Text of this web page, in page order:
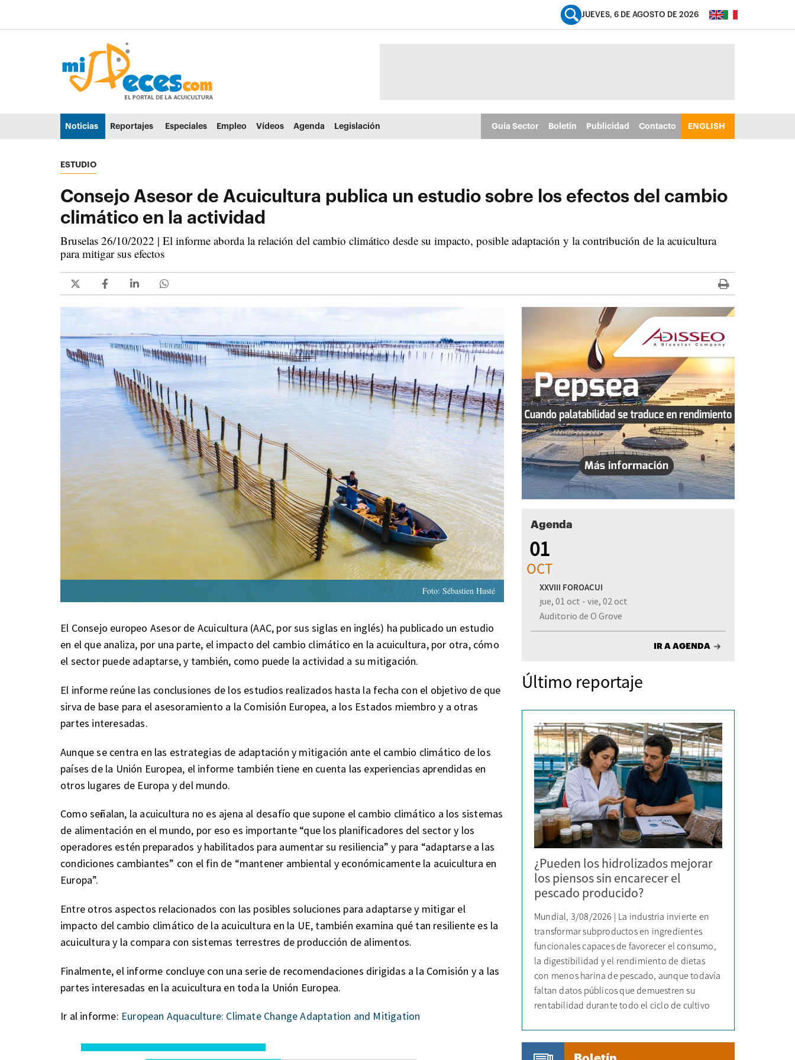
Ir al menú principal (alt + u)
JUEVES, 6 DE AGOSTO DE 2026
Noticias Reportajes Especiales Empleo Vídeos Agenda Legislación Guía Sector Boletín Publicidad Contacto ENGLISH
ESTUDIO
Consejo Asesor de Acuicultura publica un estudio sobre los efectos del cambio
climático en la actividad
Bruselas 26/10/2022 | El informe aborda la relación del cambio climático desde su impacto, posible adaptación y la contribución de la acuicultura
para mitigar sus efectos
Foto: Sébastien Husté
El Consejo europeo Asesor de Acuicultura (AAC, por sus siglas en inglés) ha publicado un estudio
en el que analiza, por una parte, el impacto del cambio climático en la acuicultura, por otra, cómo
el sector puede adaptarse, y también, como puede la actividad a su mitigación.
El informe reúne las conclusiones de los estudios realizados hasta la fecha con el objetivo de que
sirva de base para el asesoramiento a la Comisión Europea, a los Estados miembro y a otras
partes interesadas.
Aunque se centra en las estrategias de adaptación y mitigación ante el cambio climático de los
países de la Unión Europea, el informe también tiene en cuenta las experiencias aprendidas en
otros lugares de Europa y del mundo.
Como señalan, la acuicultura no es ajena al desafío que supone el cambio climático a los sistemas
de alimentación en el mundo, por eso es importante “que los planificadores del sector y los
operadores estén preparados y habilitados para aumentar su resiliencia” y para “adaptarse a las
condiciones cambiantes” con el fin de “mantener ambiental y económicamente la acuicultura en
Europa”.
Entre otros aspectos relacionados con las posibles soluciones para adaptarse y mitigar el
impacto del cambio climático de la acuicultura en la UE, también examina qué tan resiliente es la
acuicultura y la compara con sistemas terrestres de producción de alimentos.
Finalmente, el informe concluye con una serie de recomendaciones dirigidas a la Comisión y a las
partes interesadas en la acuicultura en toda la Unión Europea.
Ir al informe: European Aquaculture: Climate Change Adaptation and Mitigation
Agenda
01
OCT
XXVIII FOROACUI
jue, 01 oct - vie, 02 oct
Auditorio de O Grove
IR A AGENDA
Último reportaje
¿Pueden los hidrolizados mejorar
los piensos sin encarecer el
pescado producido?
Mundial, 3/08/2026 | La industria invierte en
transformar subproductos en ingredientes
funcionales capaces de favorecer el consumo,
la digestibilidad y el rendimiento de dietas
con menos harina de pescado, aunque todavía
faltan datos públicos que demuestren su
rentabilidad durante todo el ciclo de cultivo